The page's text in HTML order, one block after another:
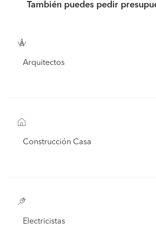
También puedes pedir
Arquitectos
Construcción Casa
Electricistas